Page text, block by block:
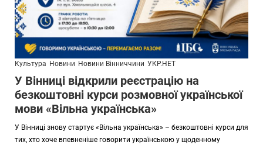
Культура Новини Новини Вінниччини УКР.НЕТ
У Вінниці відкрили реєстрацію на
безкоштовні курси розмовної української
мови «Вільна українська»
У Вінниці знову стартує «Вільна українська» – безкоштовні курси для
тих, хто хоче впевненіше говорити українською у щоденному